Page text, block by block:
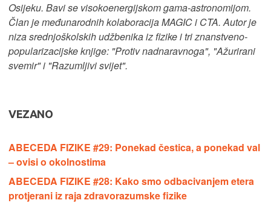
Osijeku. Bavi se visokoenergijskom gama-astronomijom.
Član je međunarodnih kolaboracija MAGIC i CTA. Autor je
niza srednjoškolskih udžbenika iz fizike i tri znanstveno-
popularizacijske knjige: "Protiv nadnaravnoga", "Ažurirani
svemir" i "Razumljivi svijet".
VEZANO
ABECEDA FIZIKE #29: Ponekad čestica, a ponekad val
– ovisi o okolnostima
ABECEDA FIZIKE #28: Kako smo odbacivanjem etera
protjerani iz raja zdravorazumske fizike